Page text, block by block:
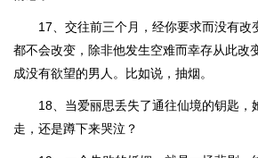
17、交往前三个月，经你要求而没有改
都不会改变，除非他发生空难而幸存从此改
成没有欲望的男人。比如说，抽烟。
18、当爱丽思丢失了通往仙境的钥匙，
走，还是蹲下来哭泣？